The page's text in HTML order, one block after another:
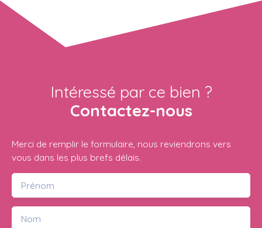
Intéressé par ce bien ?
Contactez-nous
Merci de remplir le formulaire, nous reviendrons vers
vous dans les plus brefs délais.
Prénom
Nom